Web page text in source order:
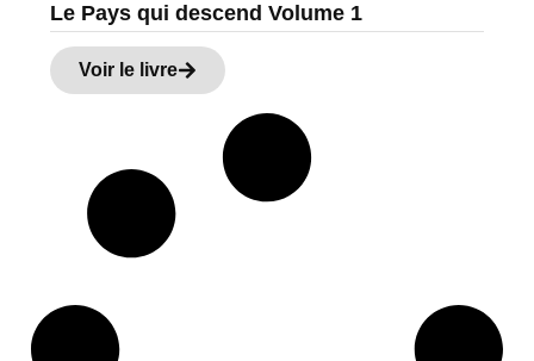
Le Pays qui descend Volume 1
Voir le livre